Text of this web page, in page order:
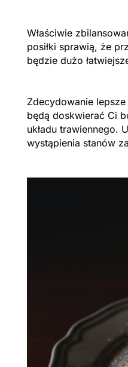
Właściwie
posiłki sprawią, że
będzie dużo
Zdecydowanie
będą doskwierać Ci
układu trawiennego.
wystąpienia stanów